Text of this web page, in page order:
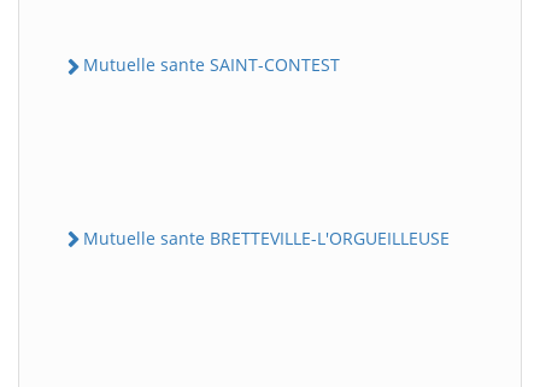
Mutuelle sante SAINT-CONTEST
Mutuelle sante BRETTEVILLE-L'ORGUEILLEUSE